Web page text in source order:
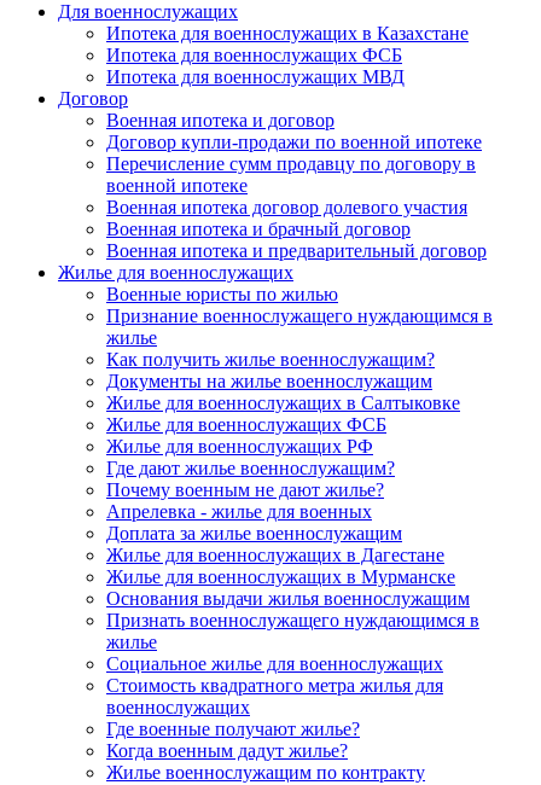
Для военнослужащих
Ипотека для военнослужащих в Казахстане
Ипотека для военнослужащих ФСБ
Ипотека для военнослужащих МВД
Договор
Военная ипотека и договор
Договор купли-продажи по военной ипотеке
Перечисление сумм продавцу по договору в
военной ипотеке
Военная ипотека договор долевого участия
Военная ипотека и брачный договор
Военная ипотека и предварительный договор
Жилье для военнослужащих
Военные юристы по жилью
Признание военнослужащего нуждающимся в
жилье
Как получить жилье военнослужащим?
Документы на жилье военнослужащим
Жилье для военнослужащих в Салтыковке
Жилье для военнослужащих ФСБ
Жилье для военнослужащих РФ
Где дают жилье военнослужащим?
Почему военным не дают жилье?
Апрелевка - жилье для военных
Доплата за жилье военнослужащим
Жилье для военнослужащих в Дагестане
Жилье для военнослужащих в Мурманске
Основания выдачи жилья военнослужащим
Признать военнослужащего нуждающимся в
жилье
Социальное жилье для военнослужащих
Стоимость квадратного метра жилья для
военнослужащих
Где военные получают жилье?
Когда военным дадут жилье?
Жилье военнослужащим по контракту